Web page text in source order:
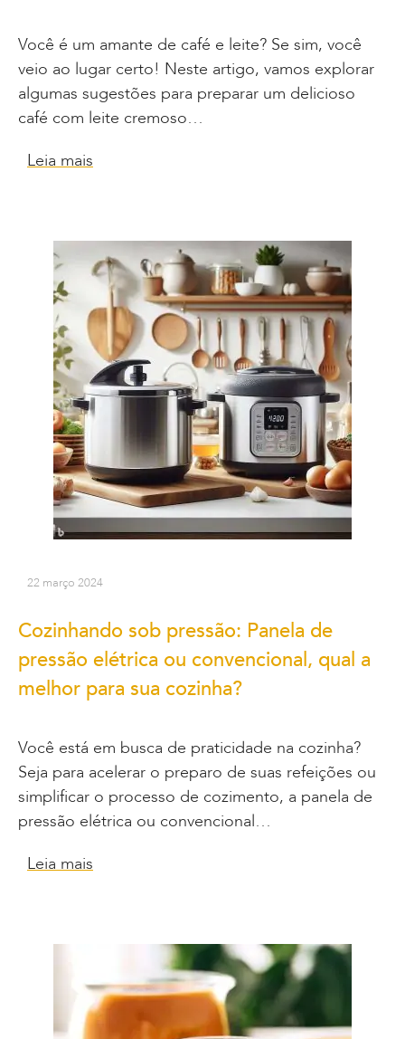
Você é um amante de café e leite? Se sim, você
veio ao lugar certo! Neste artigo, vamos explorar
algumas sugestões para preparar um delicioso
café com leite cremoso…
Leia mais
22 março 2024
Cozinhando sob pressão: Panela de
pressão elétrica ou convencional, qual a
melhor para sua cozinha?
Você está em busca de praticidade na cozinha?
Seja para acelerar o preparo de suas refeições ou
simplificar o processo de cozimento, a panela de
pressão elétrica ou convencional…
Leia mais